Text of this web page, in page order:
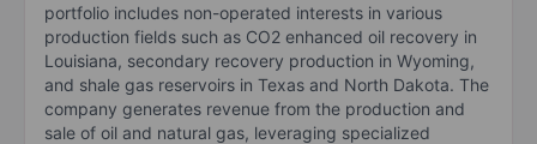
portfolio includes non-operated interests in various
production fields such as CO2 enhanced oil recovery in
Louisiana, secondary recovery production in Wyoming,
and shale gas reservoirs in Texas and North Dakota. The
company generates revenue from the production and
sale of oil and natural gas, leveraging specialized